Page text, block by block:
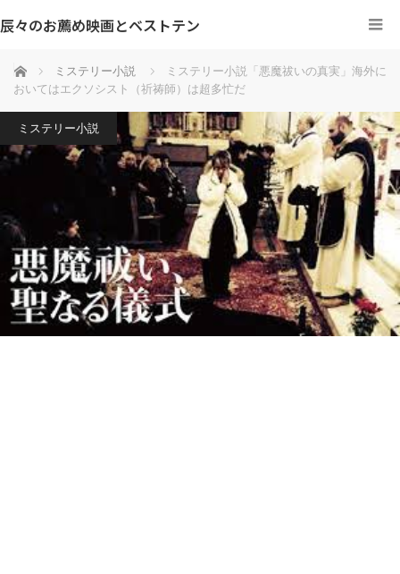
辰々のお薦め映画とベストテン
ホーム ミステリー小説
ミステリー小説「悪魔祓いの真実」海外に
おいてはエクソシスト（祈祷師）は超多忙だ
ミステリー小説